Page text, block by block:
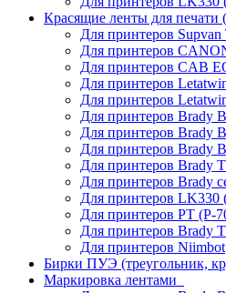
Красящие ленты для печати
Для принтеров
Для принтеров
Для принтеров CAB
Для принтеров
Для принтеров
Для принтеров Brady
Для принтеров Brady
Для принтеров Brady
Для принтеров Brady
Для принтеров Brady
Для принтеров LK330
Для принтеров PT (P-
Для принтеров Brady
Для принтеров Niimbot
Бирки ПУЭ (треугольник,
Маркировка лентами